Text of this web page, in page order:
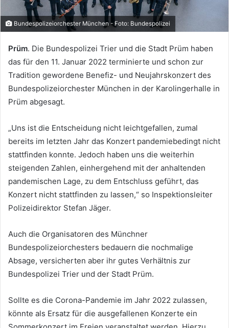
Bundespolizeiorchester München - Foto: Bundespolizei
Prüm. Die Bundespolizei Trier und die Stadt Prüm haben
das für den 11. Januar 2022 terminierte und schon zur
Tradition gewordene Benefiz- und Neujahrskonzert des
Bundespolizeiorchester München in der Karolingerhalle in
Prüm abgesagt.
„Uns ist die Entscheidung nicht leichtgefallen, zumal
bereits im letzten Jahr das Konzert pandemiebedingt nicht
stattfinden konnte. Jedoch haben uns die weiterhin
steigenden Zahlen, einhergehend mit der anhaltenden
pandemischen Lage, zu dem Entschluss geführt, das
Konzert nicht stattfinden zu lassen,“ so Inspektionsleiter
Polizeidirektor Stefan Jäger.
Auch die Organisatoren des Münchner
Bundespolizeiorchesters bedauern die nochmalige
Absage, versicherten aber ihr gutes Verhältnis zur
Bundespolizei Trier und der Stadt Prüm.
Sollte es die Corona-Pandemie im Jahr 2022 zulassen,
könnte als Ersatz für die ausgefallenen Konzerte ein